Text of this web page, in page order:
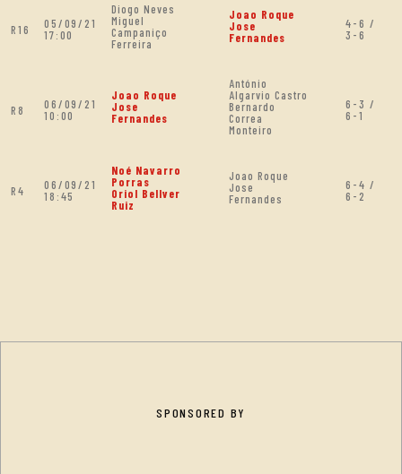
R16
05/09/21
17:00
Diogo Neves
Miguel
Campaniço
Ferreira
Joao Roque
Jose
Fernandes
4-6 /
3-6
R8
06/09/21
10:00
Joao Roque
Jose
Fernandes
António
Algarvio Castro
Bernardo
Correa
Monteiro
6-3 /
6-1
R4
06/09/21
18:45
Noé Navarro
Porras
Oriol Bellver
Ruiz
Joao Roque
Jose
Fernandes
6-4 /
6-2
SPONSORED BY